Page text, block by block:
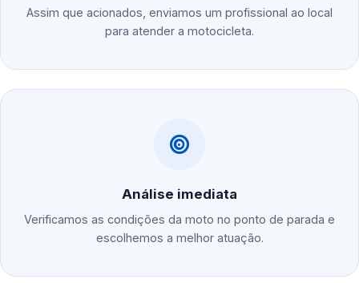
Assim que acionados, enviamos um profissional ao local
para atender a motocicleta.
Análise imediata
Verificamos as condições da moto no ponto de parada e
escolhemos a melhor atuação.